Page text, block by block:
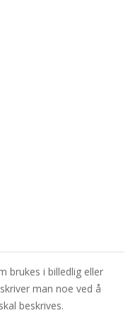
brukes i billedlig eller
man noe ved å
beskrives.